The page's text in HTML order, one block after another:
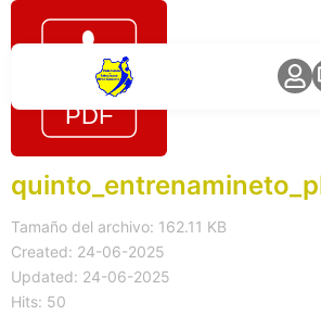
Tamaño del archivo: 162.11 KB
Created: 24-06-2025
Updated: 24-06-2025
Hits: 50